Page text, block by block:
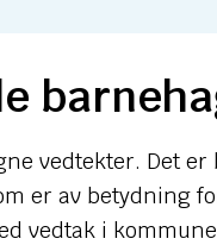
vedtekter. Det
er av betydning
vedtak i